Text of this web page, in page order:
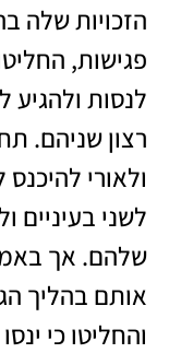
הזכויות שלה
פגישות,
לנסות ולהגיע
רצון שניהם.
ולאורי
לשני בעיניים
שלהם. אך
אותם בהליך
והחליטו כי